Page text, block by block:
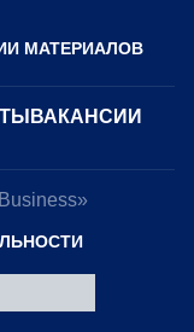
МАТЕРИАЛОВ
ВАКАНСИИ